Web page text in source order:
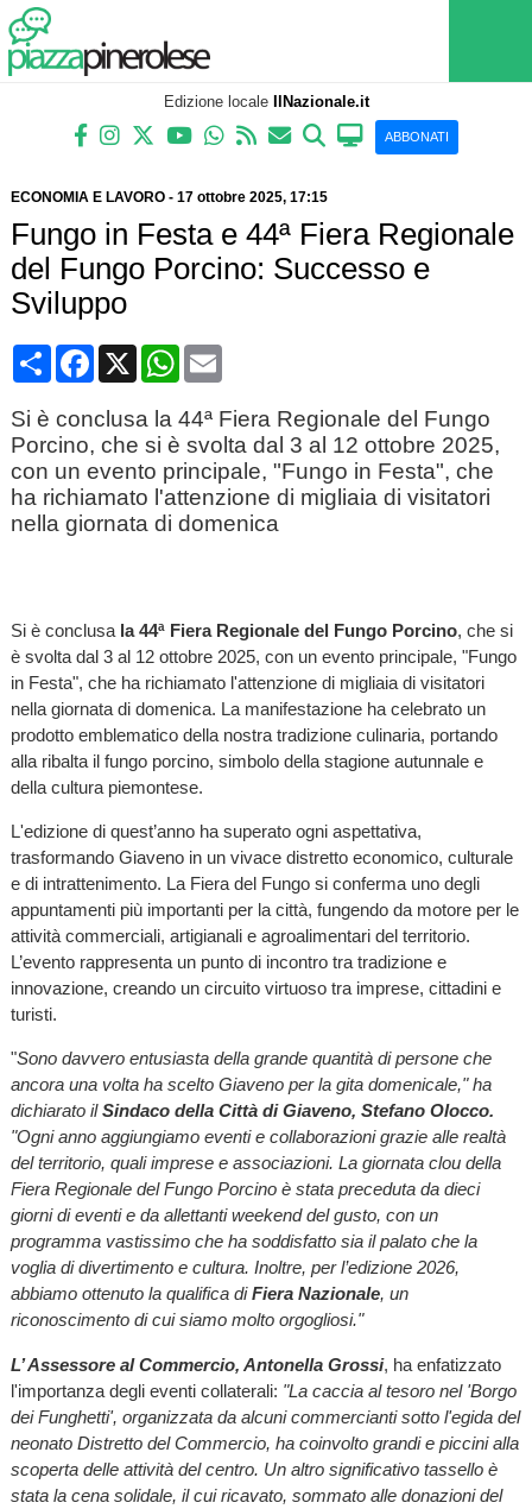
Edizione locale IlNazionale.it
ABBONATI
ECONOMIA E LAVORO- 17 ottobre 2025, 17:15
Fungo in Festa e 44ª Fiera Regionale
del Fungo Porcino: Successo e
Sviluppo
CondividiFacebook
X WhatsApp
Email
Si è conclusa la 44ª Fiera Regionale del Fungo
Porcino, che si è svolta dal 3 al 12 ottobre 2025,
con un evento principale, "Fungo in Festa", che
ha richiamato l'attenzione di migliaia di visitatori
nella giornata di domenica
Si è conclusa la 44ª Fiera Regionale del Fungo Porcino, che si
è svolta dal 3 al 12 ottobre 2025, con un evento principale, "Fungo
in Festa", che ha richiamato l'attenzione di migliaia di visitatori
nella giornata di domenica. La manifestazione ha celebrato un
prodotto emblematico della nostra tradizione culinaria, portando
alla ribalta il fungo porcino, simbolo della stagione autunnale e
della cultura piemontese.
L'edizione di quest’anno ha superato ogni aspettativa,
trasformando Giaveno in un vivace distretto economico, culturale
e di intrattenimento. La Fiera del Fungo si conferma uno degli
appuntamenti più importanti per la città, fungendo da motore per le
attività commerciali, artigianali e agroalimentari del territorio.
L’evento rappresenta un punto di incontro tra tradizione e
innovazione, creando un circuito virtuoso tra imprese, cittadini e
turisti.
"Sono davvero entusiasta della grande quantità di persone che
ancora una volta ha scelto Giaveno per la gita domenicale," ha
dichiarato ilSindaco della Città di Giaveno, Stefano Olocco.
"Ogni anno aggiungiamo eventi e collaborazioni grazie alle realtà
del territorio, quali imprese e associazioni. La giornata clou della
Fiera Regionale del Fungo Porcino è stata preceduta da dieci
giorni di eventi e da allettanti weekend del gusto, con un
programma vastissimo che ha soddisfatto sia il palato che la
voglia di divertimento e cultura. Inoltre, per l’edizione 2026,
abbiamo ottenuto la qualifica diFiera Nazionale, un
riconoscimento di cui siamo molto orgogliosi."
L’ Assessore al Commercio, Antonella Grossi, ha enfatizzato
l'importanza degli eventi collaterali: "La caccia al tesoro nel 'Borgo
dei Funghetti', organizzata da alcuni commercianti sotto l'egida del
neonato Distretto del Commercio, ha coinvolto grandi e piccini alla
scoperta delle attività del centro. Un altro significativo tassello è
stata la cena solidale, il cui ricavato, sommato alle donazioni del